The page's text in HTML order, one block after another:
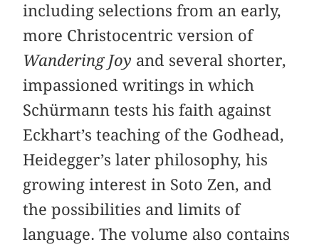
including selections from an early,
more Christocentric version of
Wandering Joy and several shorter,
impassioned writings in which
Schürmann tests his faith against
Eckhart’s teaching of the Godhead,
Heidegger’s later philosophy, his
growing interest in Soto Zen, and
the possibilities and limits of
language. The volume also contains